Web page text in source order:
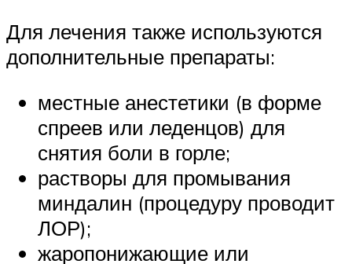
Для лечения также используются
дополнительные препараты:
местные анестетики (в форме
спреев или леденцов) для
снятия боли в горле;
растворы для промывания
миндалин (процедуру проводит
ЛОР);
жаропонижающие или